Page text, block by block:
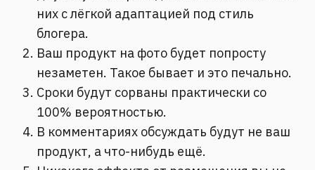
них с лёгкой адаптацией под стиль
блогера.
Ваш продукт на фото будет попросту
незаметен. Такое бывает и это печально.
Сроки будут сорваны практически со
100% вероятностью.
В комментариях обсуждать будут не ваш
продукт, а что-нибудь ещё.